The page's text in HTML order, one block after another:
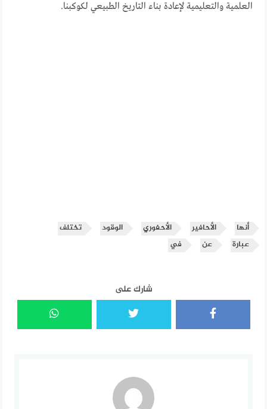
العلمية والتعليمية لإعادة بناء التاريخ الطبيعي لكوكبنا.
أنها الأحافير الأحفوري الوقود
تختلف
عبارة
عن في
شارك على